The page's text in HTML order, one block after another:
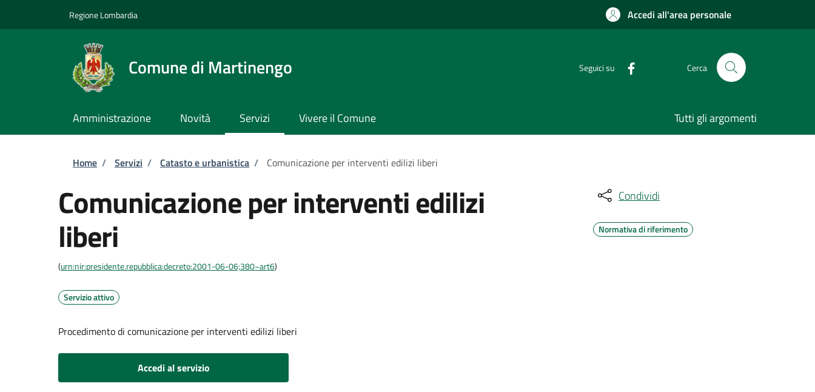
Regione Lombardia Accedi all'area personale
Comune di Martinengo Seguici su Cerca
Amministrazione Novità Servizi Vivere il Comune Tutti gli argomenti
Briciole di pane
Home / Servizi / Catasto e urbanistica / Comunicazione per interventi edilizi liberi
Comunicazione per interventi edilizi
liberi
(urn:nir:presidente.repubblica:decreto:2001-06-06;380~art6)
Servizio attivo
Procedimento di comunicazione per interventi edilizi liberi
Accedi al servizio
Condividi
Normativa di riferimento